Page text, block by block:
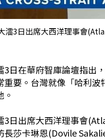
㵢3日出席大西洋理事會
3日在華府智庫論壇指出
重要。台灣就像「哈利
3日出席大西洋理事會
長莎卡琳恩(Dovile